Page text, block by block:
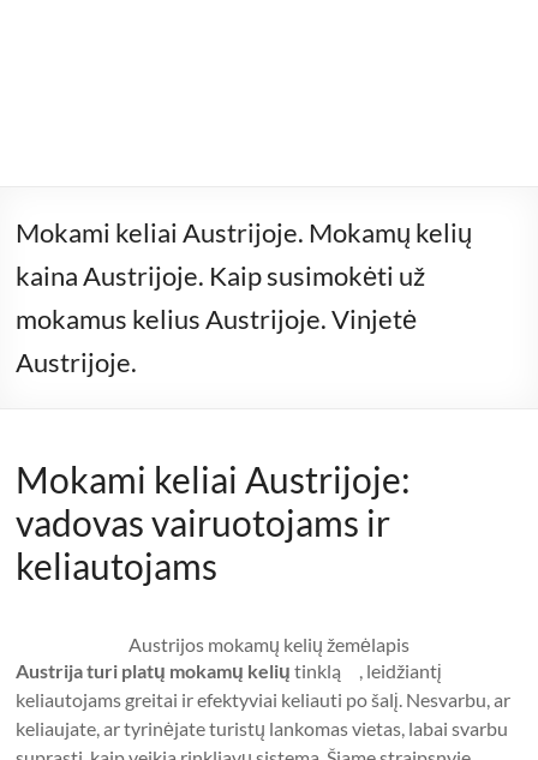
Mokami keliai Austrijoje. Mokamų kelių
kaina Austrijoje. Kaip susimokėti už
mokamus kelius Austrijoje. Vinjetė
Austrijoje.
Mokami keliai Austrijoje:
vadovas vairuotojams ir
keliautojams
Austrijos mokamų kelių žemėlapis
Austrija turi platų mokamų kelių tinklą , leidžiantį
keliautojams greitai ir efektyviai keliauti po šalį. Nesvarbu, ar
keliaujate, ar tyrinėjate turistų lankomas vietas, labai svarbu